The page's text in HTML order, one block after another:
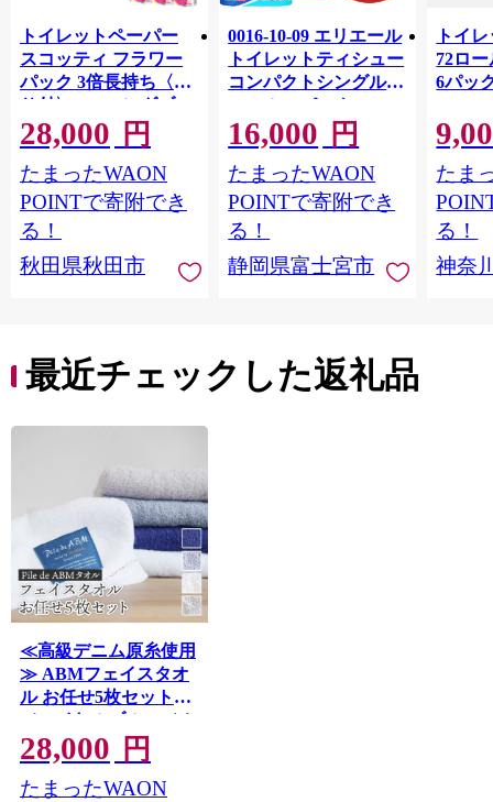
トイレットペーパー
スコッティ フラワー
パック 3倍長持ち〈香
り付〉4ロール(ダブ
ル)×12パック 日用品
最短翌日発送 [スコッ
ティ フラワーパック
トイレットペーパー
日本製紙クレシア] 秋
田県秋田市
28,000 円
たまったWAON
POINTで寄附でき
る！
秋田県秋田市
0016-10-09 エリエール
トイレットティシュー
コンパクトシングル 8
ロール×8パック 64ロ
ール 1.5倍巻 82.5m
トイレットペーパー
シングル パルプ100％
香りつき 日用品 消耗
品 備蓄
16,000 円
たまったWAON
POINTで寄附でき
る！
静岡県富士宮市
トイ
72ロ
6パッ
FSCリ
長巻タ
100％
防災
ペー
川県
トペー
たま
る！
神奈
最近チェックした返礼品
≪高級デニム原糸使用
≫ ABMフェイスタオ
ル お任せ5枚セット
（ロイヤルブルー／ホ
ワイト／ブルーグレー
／グレー） / タオル 日
本製 ギフト 綾部市 /
28,000 円
たまったWAON